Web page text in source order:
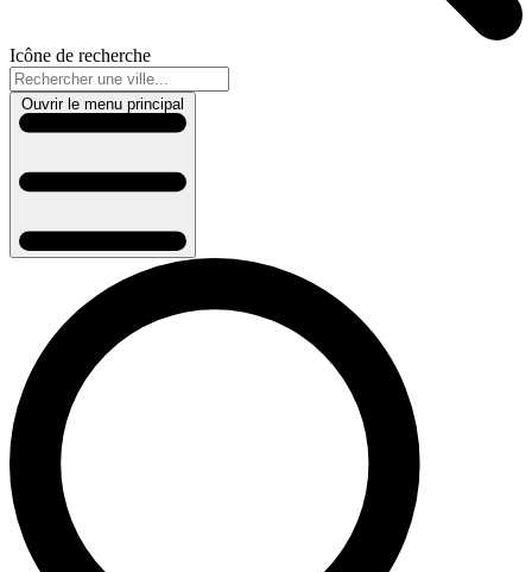
Icône de recherche
Ouvrir le menu principal